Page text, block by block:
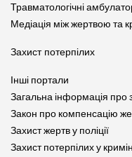
Травматологічні
Медіація між жертвою та
Захист потерпілих
Інші портали
Загальна інформація про
Закон про компенсацію
Захист жертв у поліції
Захист потерпілих у